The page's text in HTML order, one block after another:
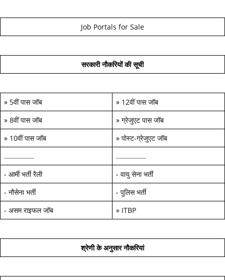
Job Portals for Sale
सरकारी नौकरियों की सूची
» 5वीं पास जॉब » 12वीं पास जॉब
» 8वीं पास जॉब » ग्रेजुएट पास जॉब
» 10वीं पास जॉब » पोस्ट-ग्रेजुएट जॉब
...............
...............
- आर्मी भर्ती रैली - वायु सेना भर्ती
- नौसेना भर्ती - पुलिस भर्ती
- असम राइफल जॉब » ITBP
श्रेणी के अनुसार नौकरियां